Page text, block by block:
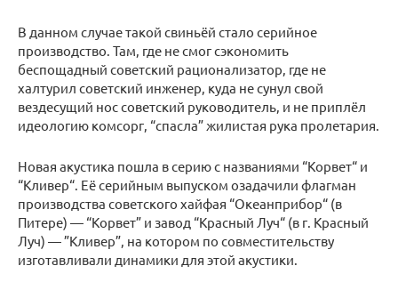
В данном случае такой свиньёй стало серийное
производство. Там, где не смог сэкономить
беспощадный советский рационализатор, где не
халтурил советский инженер, куда не сунул свой
вездесущий нос советский руководитель, и не приплёл
идеологию комсорг, “спасла” жилистая рука пролетария.
Новая акустика пошла в серию с названиями “Корвет“ и
“Кливер“. Её серийным выпуском озадачили флагман
производства советского хайфая “Океанприбор“ (в
Питере) — “Корвет” и завод “Красный Луч“ (в г. Красный
Луч) — ”Кливер”, на котором по совместительству
изготавливали динамики для этой акустики.